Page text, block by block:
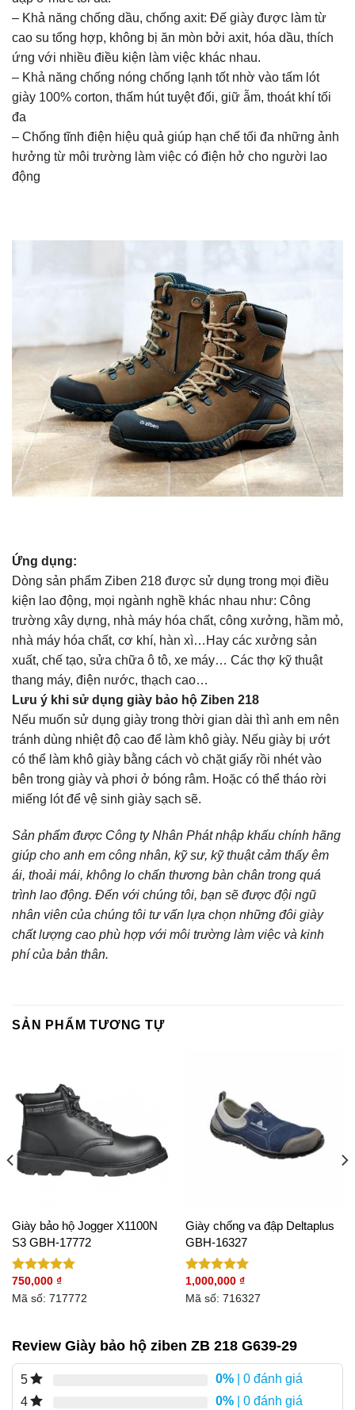
– Khả năng chống dầu, chống axit: Đế giày được làm từ
cao su tổng hợp, không bị ăn mòn bởi axit, hóa dầu, thích
ứng với nhiều điều kiện làm việc khác nhau.
– Khả năng chống nóng chống lạnh tốt nhờ vào tấm lót
giày 100% corton, thấm hút tuyệt đối, giữ ẫm, thoát khí tối
đa
– Chống tĩnh điện hiệu quả giúp hạn chế tối đa những ảnh
hưởng từ môi trường làm việc có điện hở cho người lao
động
Ứng dụng:
Dòng sản phẩm Ziben 218 được sử dụng trong mọi điều
kiện lao động, mọi ngành nghề khác nhau như: Công
trường xây dựng, nhà máy hóa chất, công xưởng, hầm mỏ,
nhà máy hóa chất, cơ khí, hàn xì…Hay các xưởng sản
xuất, chế tạo, sửa chữa ô tô, xe máy… Các thợ kỹ thuật
thang máy, điện nước, thạch cao…
Lưu ý khi sử dụng giày bảo hộ Ziben 218
Nếu muốn sử dụng giày trong thời gian dài thì anh em nên
tránh dùng nhiệt độ cao để làm khô giày. Nếu giày bị ướt
có thể làm khô giày bằng cách vò chặt giấy rồi nhét vào
bên trong giày và phơi ở bóng râm. Hoặc có thể tháo rời
miếng lót để vệ sinh giày sạch sẽ.
Sản phẩm được Công ty Nhân Phát nhập khấu chính hãng
giúp cho anh em công nhân, kỹ sư, kỹ thuật cảm thấy êm
ái, thoải mái, không lo chấn thương bàn chân trong quá
trình lao động. Đến với chúng tôi, bạn sẽ được đội ngũ
nhân viên của chúng tôi tư vấn lựa chọn những đôi giày
chất lượng cao phù hợp với môi trường làm việc và kinh
phí của bản thân.
SẢN PHẨM TƯƠNG TỰ
Giày bảo hộ Jogger X1100N
S3 GBH-17772
Được xếp
hạng5.00
750,000 ₫
Mã số: 717772
Giày chống va đập Deltaplus
GBH-16327
Được xếp
hạng5.00
1,000,000 ₫
Mã số: 716327
Review Giày bảo hộ ziben ZB 218 G639-29
5 0% | 0 đánh giá
4
0% | 0 đánh giá